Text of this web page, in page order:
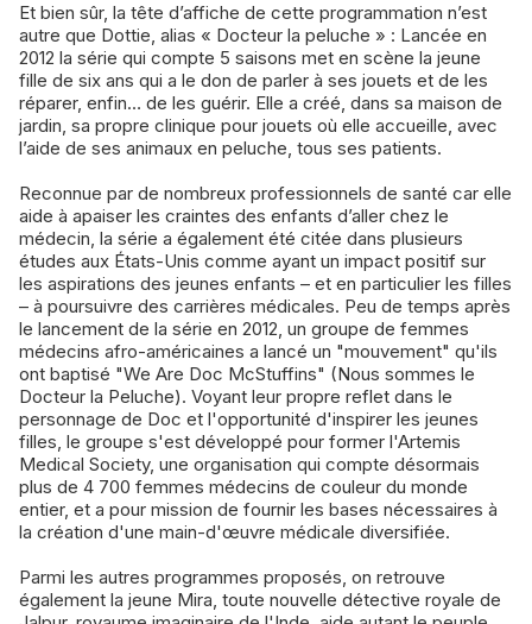
Et bien sûr, la tête d’affiche de cette programmation n’est
autre que Dottie, alias « Docteur la peluche » : Lancée en
2012 la série qui compte 5 saisons met en scène la jeune
fille de six ans qui a le don de parler à ses jouets et de les
réparer, enfin… de les guérir. Elle a créé, dans sa maison de
jardin, sa propre clinique pour jouets où elle accueille, avec
l’aide de ses animaux en peluche, tous ses patients.
Reconnue par de nombreux professionnels de santé car elle
aide à apaiser les craintes des enfants d’aller chez le
médecin, la série a également été citée dans plusieurs
études aux États-Unis comme ayant un impact positif sur
les aspirations des jeunes enfants – et en particulier les filles
– à poursuivre des carrières médicales. Peu de temps après
le lancement de la série en 2012, un groupe de femmes
médecins afro-américaines a lancé un "mouvement" qu'ils
ont baptisé "We Are Doc McStuffins" (Nous sommes le
Docteur la Peluche). Voyant leur propre reflet dans le
personnage de Doc et l'opportunité d'inspirer les jeunes
filles, le groupe s'est développé pour former l'Artemis
Medical Society, une organisation qui compte désormais
plus de 4 700 femmes médecins de couleur du monde
entier, et a pour mission de fournir les bases nécessaires à
la création d'une main-d'œuvre médicale diversifiée.
Parmi les autres programmes proposés, on retrouve
également la jeune Mira, toute nouvelle détective royale de